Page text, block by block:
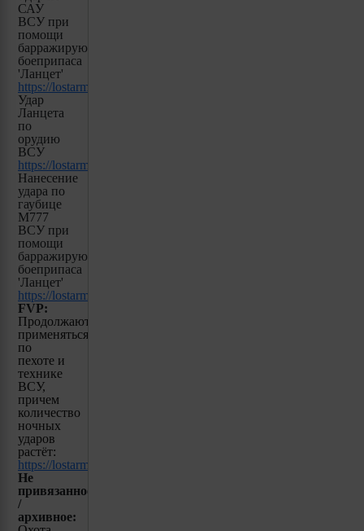
САУ
ВСУ при
помощи
барражирующего
боеприпаса
'Ланцет'
https://lostarmour.info/news/lancet_23_11_23_04_btr80
Удар
Ланцета
по
орудию
ВСУ
https://lostarmour
Нанесение
удара по
гаубице
M777
ВСУ при
помощи
барражирующего
боеприпаса
'Ланцет'
https://lostarmour.info/news/lancet_23_11_23_01_rustroyka1945
FVP:
Продолжают
применяться
по
пехоте и
технике
ВСУ,
причем
количество
ночных
ударов
растёт:
https://lostarmour.info/tags/fpv
Не
привязанное
/
архивное: